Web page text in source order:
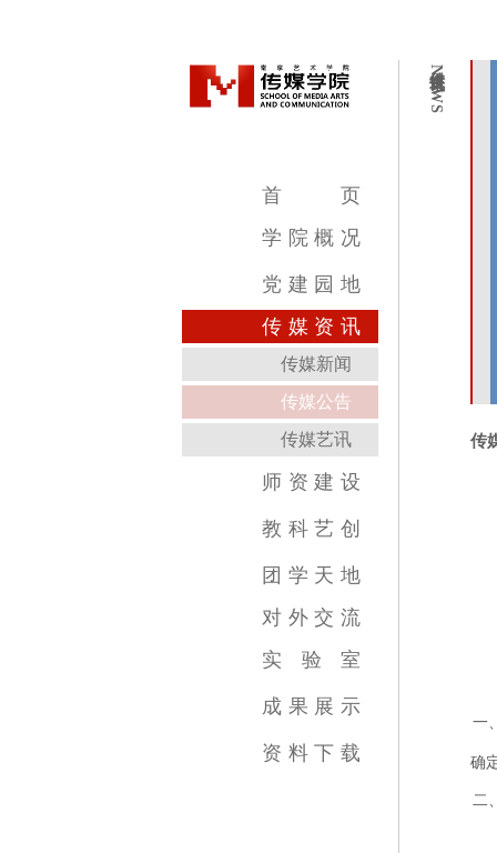
首
页
学 院 概 况
学院简介
学院领导
机构设置
教学设施
专业介绍
党 建 园 地
传 媒 资 讯
传媒新闻
传媒公告
传媒艺讯
师 资 建 设
广播电视编导专业
动画专业
数字媒体艺术专业
录音艺术专业
摄影专业
广告学专业
影视摄影与制作专业
基础部
教 科 艺 创
教育教学新闻
科研成果
艺术创作
团 学 天 地
对 外 交 流
实
验 室
国家示范中心
虚拟实践教育中心
传媒实验教学平台
虚拟仿真教学中心
跨学科综合训练中心
数字图像教育中心
成 果 展 示
视频类
数媒类
摄影类
广告类
录音类
美术类
资 料 下 载
NEWS
传
一
确
二